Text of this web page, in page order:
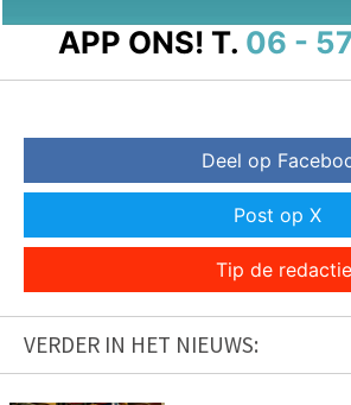
APP ONS! T. 06 -
Deel op
Post op X
Tip de redactie
VERDER IN HET NIEUWS: